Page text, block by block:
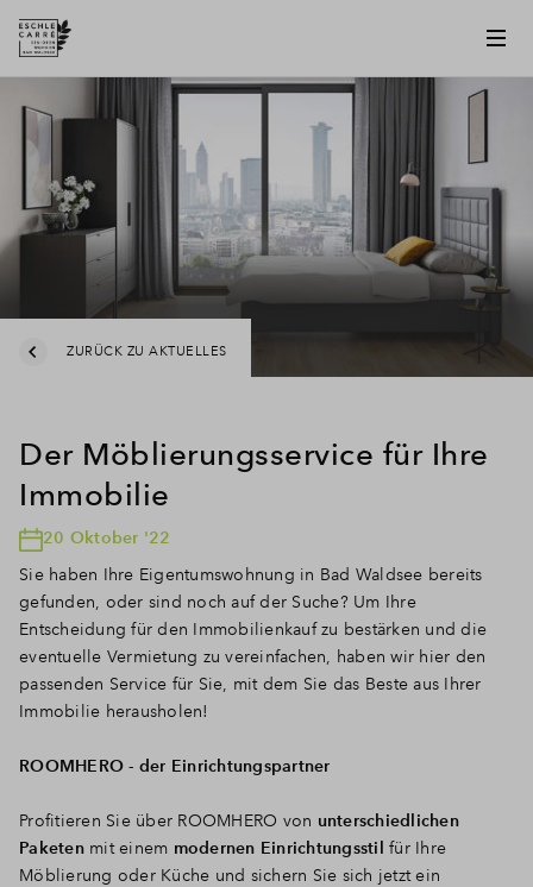
ZURÜCK ZU AKTUELLES
Der Möblierungsservice für Ihre
Immobilie
20 Oktober '22
Sie haben Ihre Eigentumswohnung in Bad Waldsee bereits
gefunden, oder sind noch auf der Suche? Um Ihre
Entscheidung für den Immobilienkauf zu bestärken und die
eventuelle Vermietung zu vereinfachen, haben wir hier den
passenden Service für Sie, mit dem Sie das Beste aus Ihrer
Immobilie herausholen!
ROOMHERO - der Einrichtungspartner
Profitieren Sie über ROOMHERO von unterschiedlichen
Paketenmit einem modernen Einrichtungsstil für Ihre
Möblierung oder Küche und sichern Sie sich jetzt ein